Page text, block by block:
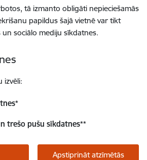
tā izmanto obligāti nepieciešamās
papildus šajā vietnē var tikt
sociālo mediju sīkdatnes.
izvēli:
*
trešo pušu sīkdatnes**
Apstiprināt atzīmētās